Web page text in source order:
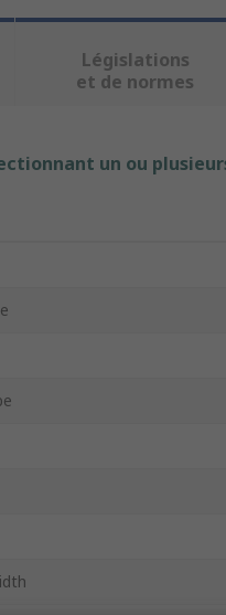
Législations
et de normes
un ou